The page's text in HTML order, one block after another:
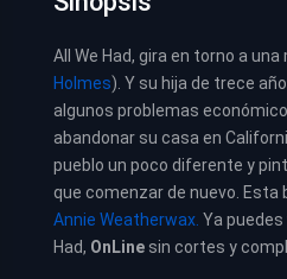
All We Had, gira en torno a
Holmes). Y su hija de trece
algunos problemas
abandonar su casa en
pueblo un poco diferente y
que comenzar de nuevo. Esta
Annie Weatherwax. Ya puedes
Had, OnLine sin cortes y